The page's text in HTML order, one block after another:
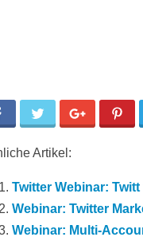
Facebook Twitter Google+
Artikel:
Twitter Webinar:
Webinar: Twitter
Webinar: Multi-